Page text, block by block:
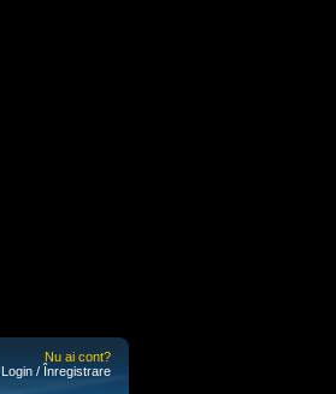
Nu ai cont?
Login / Înregistrare